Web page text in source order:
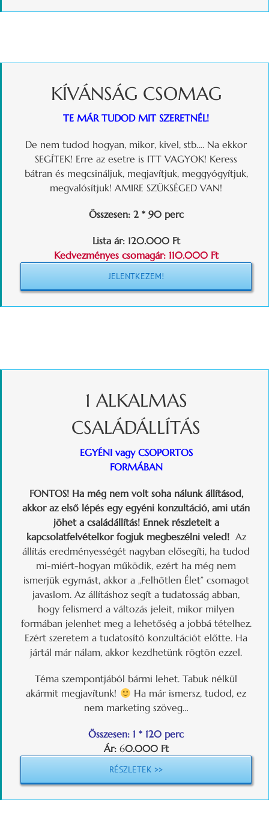
KÍVÁNSÁG CSOMAG
TE MÁR TUDOD MIT SZERETNÉL!
De nem tudod hogyan, mikor, kivel, stb…. Na ekkor
SEGÍTEK! Erre az esetre is ITT VAGYOK! Keress
bátran és megcsináljuk, megjavítjuk, meggyógyítjuk,
megvalósítjuk! AMIRE SZÜKSÉGED VAN!
Összesen: 2 * 90 perc
Lista ár: 120.000 Ft
Kedvezményes csomagár: 110.000 Ft
JELENTKEZEM!
1 ALKALMAS
CSALÁDÁLLÍTÁS
EGYÉNI vagy CSOPORTOS
FORMÁBAN
FONTOS! Ha még nem volt soha nálunk állításod,
akkor az első lépés egy egyéni konzultáció, ami után
jöhet a családállítás! Ennek részleteit a
kapcsolatfelvételkor fogjuk megbeszélni veled! Az
állítás eredményességét nagyban elősegíti, ha tudod
mi-miért-hogyan működik, ezért ha még nem
ismerjük egymást, akkor a „Felhőtlen Élet” csomagot
javaslom. Az állításhoz segít a tudatosság abban,
hogy felismerd a változás jeleit, mikor milyen
formában jelenhet meg a lehetőség a jobbá tételhez.
Ezért szeretem a tudatosító konzultációt előtte. Ha
jártál már nálam, akkor kezdhetünk rögtön ezzel.
Téma szempontjából bármi lehet. Tabuk nélkül
akármit megjavítunk!
Ha már ismersz, tudod, ez
nem marketing szöveg…
Összesen: 1 * 120 perc
Ár:60.000 Ft
RÉSZLETEK >>